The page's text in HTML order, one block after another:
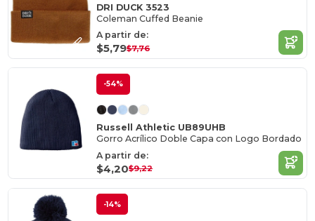
DRI DUCK 3523
Coleman Cuffed Beanie
A partir de:
$5,79$7,76
-54%
Russell Athletic UB89UHB
Gorro Acrílico Doble Capa con Logo Bordado
A partir de:
$4,20$9,22
-14%